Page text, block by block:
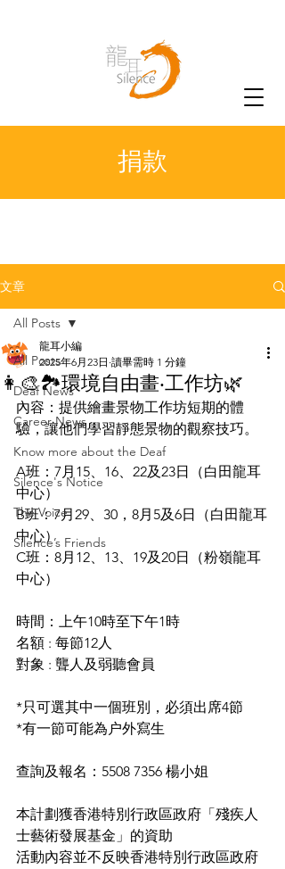
捐款
文章
All Posts
Deaf News
Career News
Know more about the Deaf
Silence's Notice
The Voice
Silence’s Friends
All Posts
👩‍🎨🏞️環境自由畫‧工作坊🌿
龍耳小編
2025年6月23日 讀畢需時 1 分鐘
內容：提供繪畫景物工作坊短期的體
驗，讓他們學習靜態景物的觀察技巧。
A班：7月15、16、22及23日（白田龍耳
中心）
B班：7月29、30，8月5及6日（白田龍耳
中心）
C班：8月12、13、19及20日（粉嶺龍耳
中心）
時間：上午10時至下午1時
名額 : 每節12人
對象 : 聾人及弱聽會員
*只可選其中一個班別，必須出席4節
*有一節可能為户外寫生
查詢及報名：5508 7356 楊小姐
本計劃獲香港特別行政區政府「殘疾人
士藝術發展基金」的資助
活動內容並不反映香港特別行政區政府